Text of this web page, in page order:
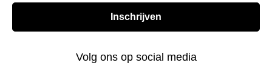
Inschrijven
Volg ons op social media